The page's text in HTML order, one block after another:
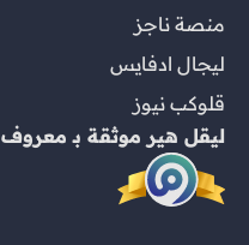
منصة ناجز
ليجال ادفايس
قلوكب نيوز
ليقل هير موثقة بـ معروف